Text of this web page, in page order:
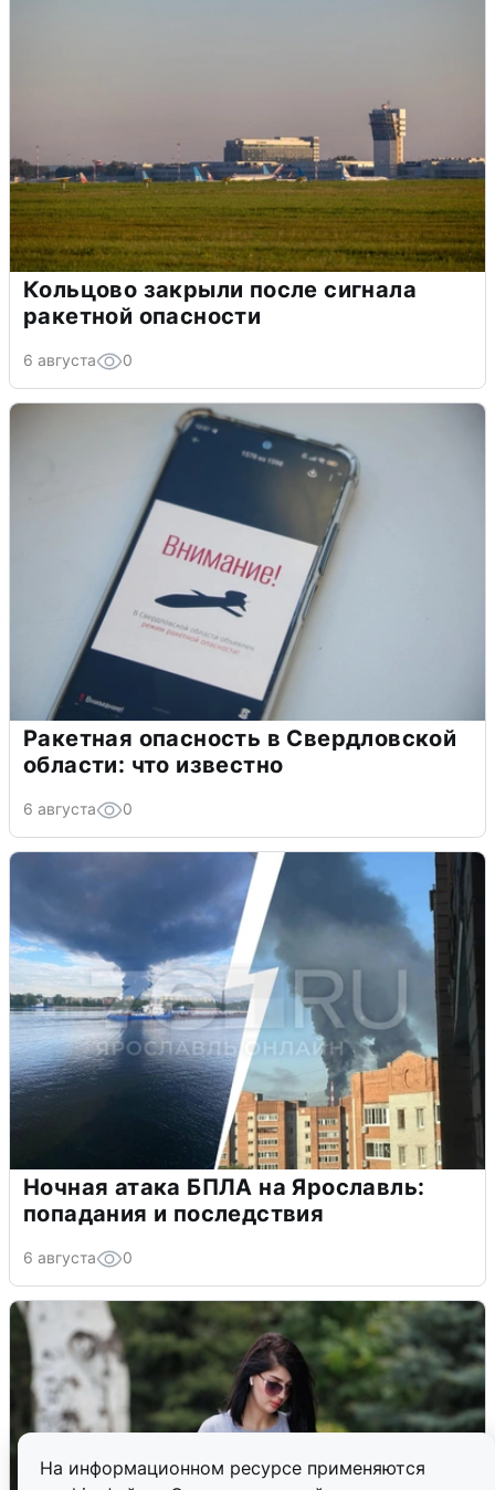
На информационном ресурсе применяются
Кольцово закрыли после сигнала
ракетной опасности
6 августа 0
Ракетная опасность в Свердловской
области: что известно
6 августа 0
Ночная атака БПЛА на Ярославль:
попадания и последствия
6 августа 0